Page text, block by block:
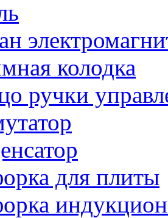
колодка
ручки
для плиты